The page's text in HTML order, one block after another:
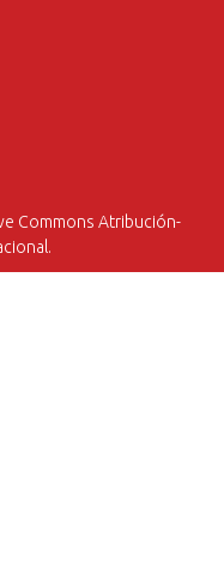
Commons Atribución-
.